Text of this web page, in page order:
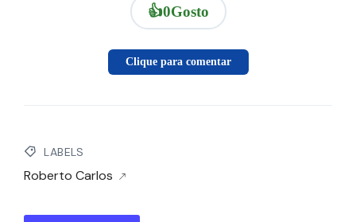
👍0Gosto
Clique para comentar
LABELS
Roberto Carlos